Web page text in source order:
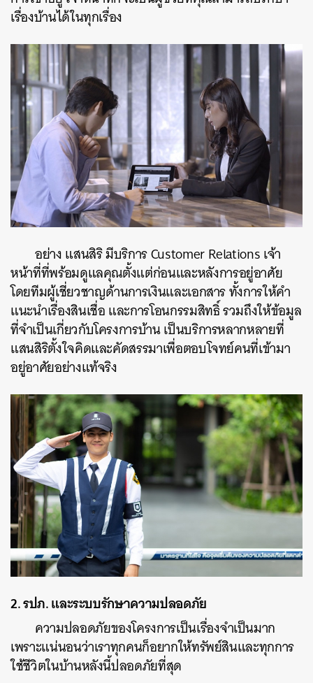
เรื่องบ้านได้ในทุกเรื่อง
อย่าง แสนสิริ มีบริการ Customer Relationsเจ้า
หน้าที่ที่พร้อมดูแลคุณตั้งแต่ก่อนและหลังการอยู่อาศัย
โดยทีมผู้เชี่ยวชาญด้านการเงินและเอกสาร ทั้งการให้คำ
แนะนำเรื่องสินเชื่อ และการโอนกรรมสิทธิ์ รวมถึงให้ข้อมูล
ที่จำเป็นเกี่ยวกับโครงการบ้าน เป็นบริการหลากหลายที่
แสนสิริตั้งใจคิดและคัดสรรมาเพื่อตอบโจทย์คนที่เข้ามา
อยู่อาศัยอย่างแท้จริง
2. รปภ. และระบบรักษาความปลอดภัย
ความปลอดภัยของโครงการเป็นเรื่องจำเป็นมาก
เพราะแน่นอนว่าเราทุกคนก็อยากให้ทรัพย์สินและทุกการ
ใช้ชีวิตในบ้านหลังนี้ปลอดภัยที่สุด